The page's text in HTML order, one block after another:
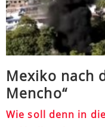
Mexiko nach
Mencho“
Wie soll denn in